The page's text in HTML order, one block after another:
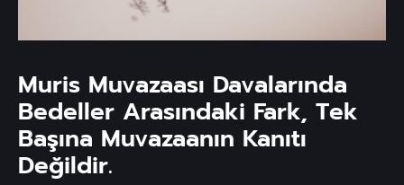
Muris Muvazaası Davalarında
Bedeller Arasındaki Fark, Tek
Başına Muvazaanın Kanıtı
Değildir.